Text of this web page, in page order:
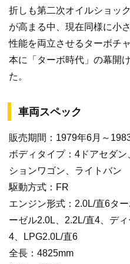
折しも第二次オイルショッ
が高まる中、現在同様に小
性能を両立させるターボチ
本に「ターボ時代」の幕開
た。
車両スペック
販売期間：1979年6月～
ボディタイプ：4ドアセダ
ションワゴン、ライトバン
駆動方式：FR
エンジン形式：2.0L/直6タ
ーゼル2.0L、2.2L/直4、デ
4、LPG2.0L/直6
全長：4825mm